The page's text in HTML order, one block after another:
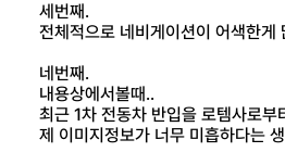
세번째.
전체적으로 네비게이션이 어색한게
네번째.
내용상에서볼때..
최근 1차 전동차 반입을 로템사로부
제 이미지정보가 너무 미흡하다는